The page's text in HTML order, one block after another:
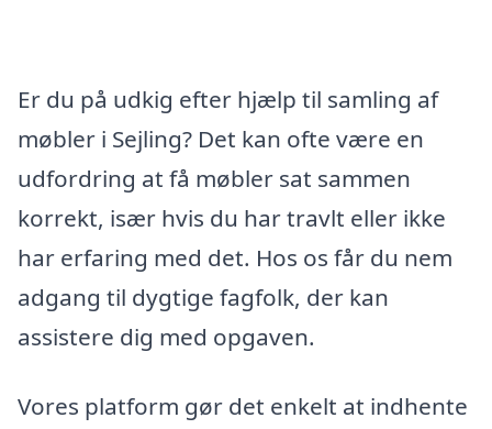
Er du på udkig efter hjælp til samling af
møbler i Sejling? Det kan ofte være en
udfordring at få møbler sat sammen
korrekt, især hvis du har travlt eller ikke
har erfaring med det. Hos os får du nem
adgang til dygtige fagfolk, der kan
assistere dig med opgaven.
Vores platform gør det enkelt at indhente